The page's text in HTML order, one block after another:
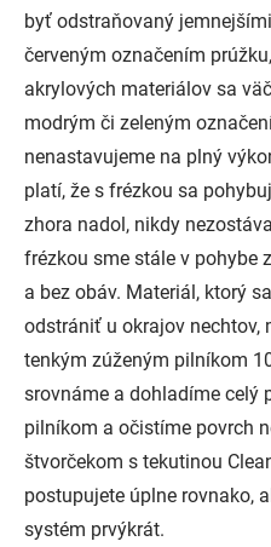
byť odstraňovaný
červeným označením
akrylových materiálov sa
modrým či zeleným
nenastavujeme na plný
platí, že s frézkou sa
zhora nadol, nikdy
frézkou sme stále v pohybe
a bez obáv. Materiál, ktorý
odstrániť u okrajov nechtov,
tenkým zúženým pilníkom
srovnáme a dohladíme celý
pilníkom a očistíme povrch
štvorčekom s tekutinou
postupujete úplne rovnako,
systém prvýkrát.